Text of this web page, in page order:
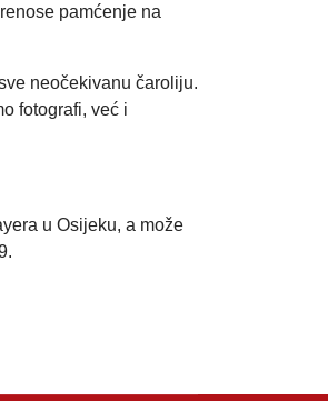
pamćenje na
neočekivanu čaroliju.
fotografi, već i
u Osijeku, a može